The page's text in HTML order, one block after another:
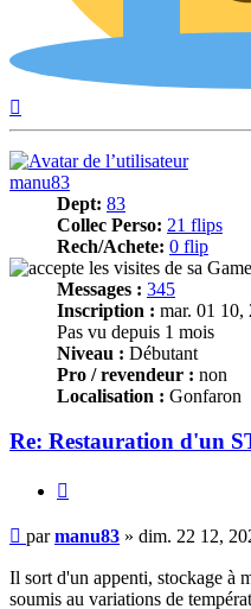
manu83
Dept: 83
Collec Perso: 21 flips
Rech/Achete: 0 flip
Messages : 345
Inscription : mar. 01 10,
Pas vu depuis 1 mois
Niveau : Débutant
Pro / revendeur : non
Localisation : Gonfaron
Re: Restauration d'un
Message
parmanu83 » dim. 22 12,
Il sort d'un appenti, stockage à
soumis au variations de